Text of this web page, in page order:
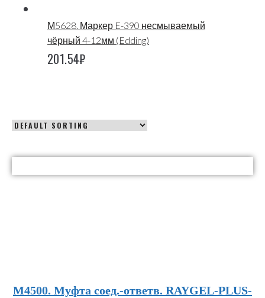
М5628. Маркер E-390 несмываемый
чёрный 4-12мм (Edding)
201.54₽
М4500. Муфта соед.-ответв. RAYGEL-PLUS-